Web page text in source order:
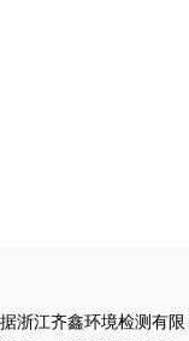
浙江齐鑫环境检测有限